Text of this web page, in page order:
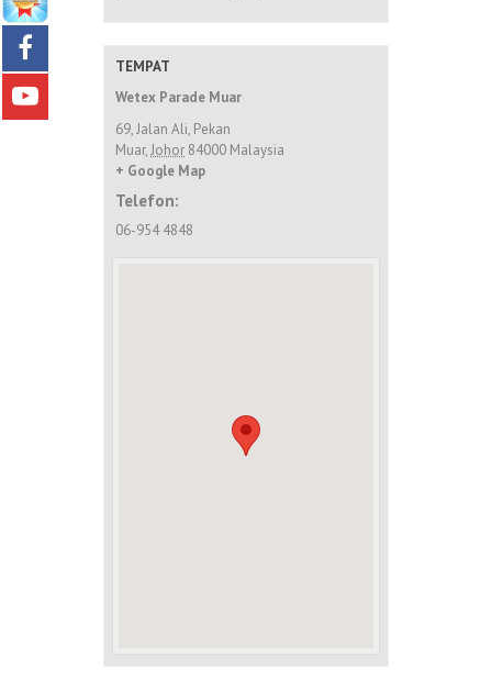
TEMPAT
Wetex Parade Muar
69, Jalan Ali, Pekan
Muar,Johor 84000 Malaysia
+ Google Map
Telefon:
06-954 4848